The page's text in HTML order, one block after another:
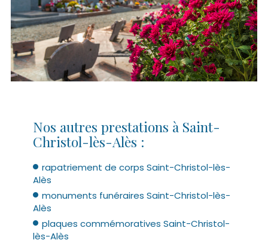
Nos autres prestations à Saint-
Christol-lès-Alès :
rapatriement de corps Saint-Christol-lès-
Alès
monuments funéraires Saint-Christol-lès-
Alès
plaques commémoratives Saint-Christol-
lès-Alès